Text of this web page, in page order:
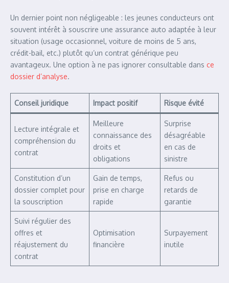
Un dernier point non négligeable : les jeunes conducteurs ont
souvent intérêt à souscrire une assurance auto adaptée à leur
situation (usage occasionnel, voiture de moins de 5 ans,
crédit-bail, etc.) plutôt qu’un contrat générique peu
avantageux. Une option à ne pas ignorer consultable dans ce
dossier d’analyse.
Conseil juridique Impact positif Risque évité
Lecture intégrale et
compréhension du
contrat
Meilleure
connaissance des
droits et
obligations
Surprise
désagréable
en cas de
sinistre
Constitution d’un
dossier complet pour
la souscription
Gain de temps,
prise en charge
rapide
Refus ou
retards de
garantie
Suivi régulier des
offres et
réajustement du
contrat
Optimisation
financière
Surpayement
inutile